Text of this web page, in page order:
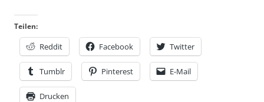
Teilen:
Reddit Facebook Twitter
Tumblr Pinterest E-Mail
Drucken